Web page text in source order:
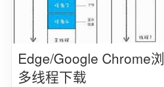
Edge/Google Chrome
多线程下载